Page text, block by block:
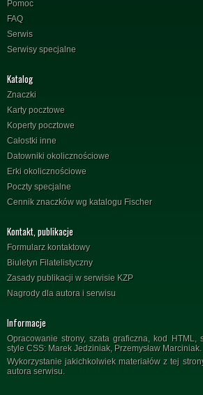
Pomoc
FAQ
Serwis
Serwisy specjalne
Katalog
Znaczki
Karty pocztowe
Koperty pocztowe
Całostki inne
Datowniki okolicznościowe
Erki okolicznościowe
Poczty specjalne
Cennik znaczków wg katalogu Fischer
Kontakt, publikacje
Formularz kontaktowy
Biuletyn Filatelistyczny
Zasady publikacji w serwisie KZP
Nagrody dla autora i serwisu
Informacje
Opracowanie strony, szata graficzna, kod HTML,
style CSS: Marek Jedziniak, Przemysław Marciniak.
Wykorzystanie jakichkolwiek materiałów z tej
autora serwisu.